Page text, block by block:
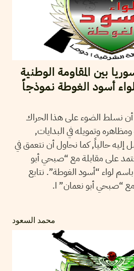
بين المقاومة الوطنية
أسود الغوطة نموذجاً
نسلط الضوء على هذا الحراك
وتمويله في البدايات,
حالياً, كما نحاول أن نتعمق في
على مقابلة مع “صبحي أبو
لواء “أسود الغوطة”. نتابع
مع “صبحي أبو نعمان” ا.
محمد السعود